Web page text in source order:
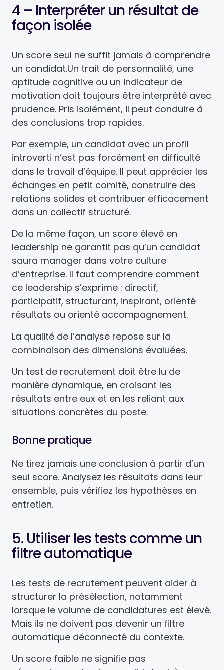
4 – Interpréter un résultat de
façon isolée
Un score seul ne suffit jamais à comprendre
un candidat.Un trait de personnalité, une
aptitude cognitive ou un indicateur de
motivation doit toujours être interprété avec
prudence. Pris isolément, il peut conduire à
des conclusions trop rapides.
Par exemple, un candidat avec un profil
introverti n’est pas forcément en difficulté
dans le travail d’équipe. Il peut apprécier les
échanges en petit comité, construire des
relations solides et contribuer efficacement
dans un collectif structuré.
De la même façon, un score élevé en
leadership ne garantit pas qu’un candidat
saura manager dans votre culture
d’entreprise. Il faut comprendre comment
ce leadership s’exprime : directif,
participatif, structurant, inspirant, orienté
résultats ou orienté accompagnement.
La qualité de l’analyse repose sur la
combinaison des dimensions évaluées.
Un test de recrutement doit être lu de
manière dynamique, en croisant les
résultats entre eux et en les reliant aux
situations concrètes du poste.
Bonne pratique
Ne tirez jamais une conclusion à partir d’un
seul score. Analysez les résultats dans leur
ensemble, puis vérifiez les hypothèses en
entretien.
5. Utiliser les tests comme un
filtre automatique
Les tests de recrutement peuvent aider à
structurer la présélection, notamment
lorsque le volume de candidatures est élevé.
Mais ils ne doivent pas devenir un filtre
automatique déconnecté du contexte.
Un score faible ne signifie pas